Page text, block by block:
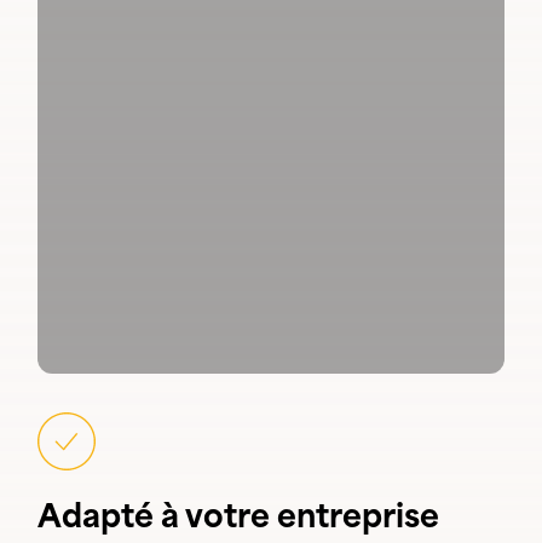
Adapté à votre entreprise